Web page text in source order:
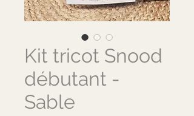
Kit tricot Snood
débutant -
Sable